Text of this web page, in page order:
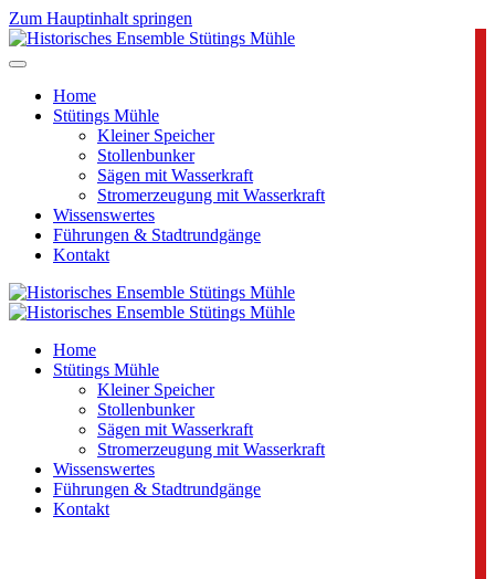
Zum Hauptinhalt springen
Home
Stütings Mühle
Kleiner Speicher
Stollenbunker
Sägen mit Wasserkraft
Stromerzeugung mit Wasserkraft
Wissenswertes
Führungen & Stadtrundgänge
Kontakt
Home
Stütings Mühle
Kleiner Speicher
Stollenbunker
Sägen mit Wasserkraft
Stromerzeugung mit Wasserkraft
Wissenswertes
Führungen & Stadtrundgänge
Kontakt